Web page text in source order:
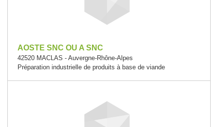
AOSTE SNC OU A SNC
42520 MACLAS - Auvergne-Rhône-Alpes
Préparation industrielle de produits à base de viande